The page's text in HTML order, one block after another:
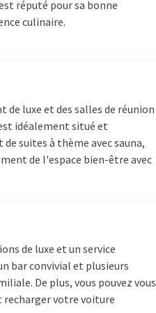
réputé pour sa bonne
culinaire.
de luxe et des salles de réunion
idéalement situé et
suites à thème avec sauna,
de l'espace bien-être avec
de luxe et un service
bar convivial et plusieurs
De plus, vous pouvez vous
votre voiture